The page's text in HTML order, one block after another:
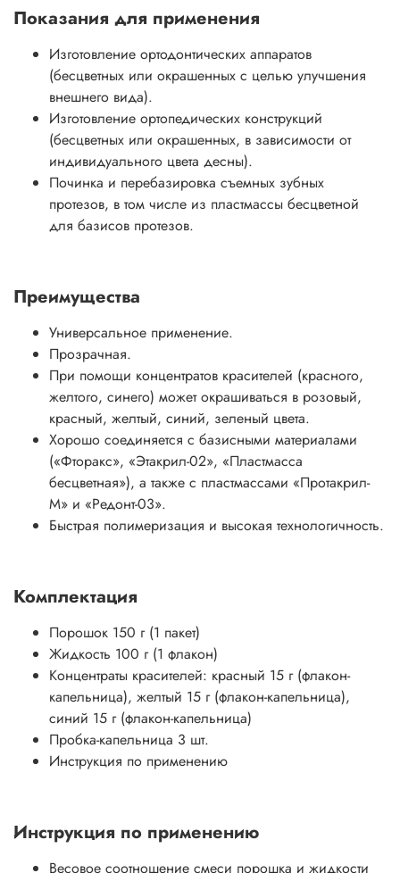
Показания для применения
Изготовление ортодонтических аппаратов
(бесцветных или окрашенных с целью улучшения
внешнего вида).
Изготовление ортопедических конструкций
(бесцветных или окрашенных, в зависимости от
индивидуального цвета десны).
Починка и перебазировка съемных зубных
протезов, в том числе из пластмассы бесцветной
для базисов протезов.
Преимущества
Универсальное применение.
Прозрачная.
При помощи концентратов красителей (красного,
желтого, синего) может окрашиваться в розовый,
красный, желтый, синий, зеленый цвета.
Хорошо соединяется с базисными материалами
(«Фторакс», «Этакрил-02», «Пластмасса
бесцветная»), а также с пластмассами «Протакрил-
М» и «Редонт-03».
Быстрая полимеризация и высокая технологичность.
Комплектация
Порошок 150 г (1 пакет)
Жидкость 100 г (1 флакон)
Концентраты красителей: красный 15 г (флакон-
капельница), желтый 15 г (флакон-капельница),
синий 15 г (флакон-капельница)
Пробка-капельница 3 шт.
Инструкция по применению
Инструкция по применению
Весовое соотношение смеси порошка и жидкости